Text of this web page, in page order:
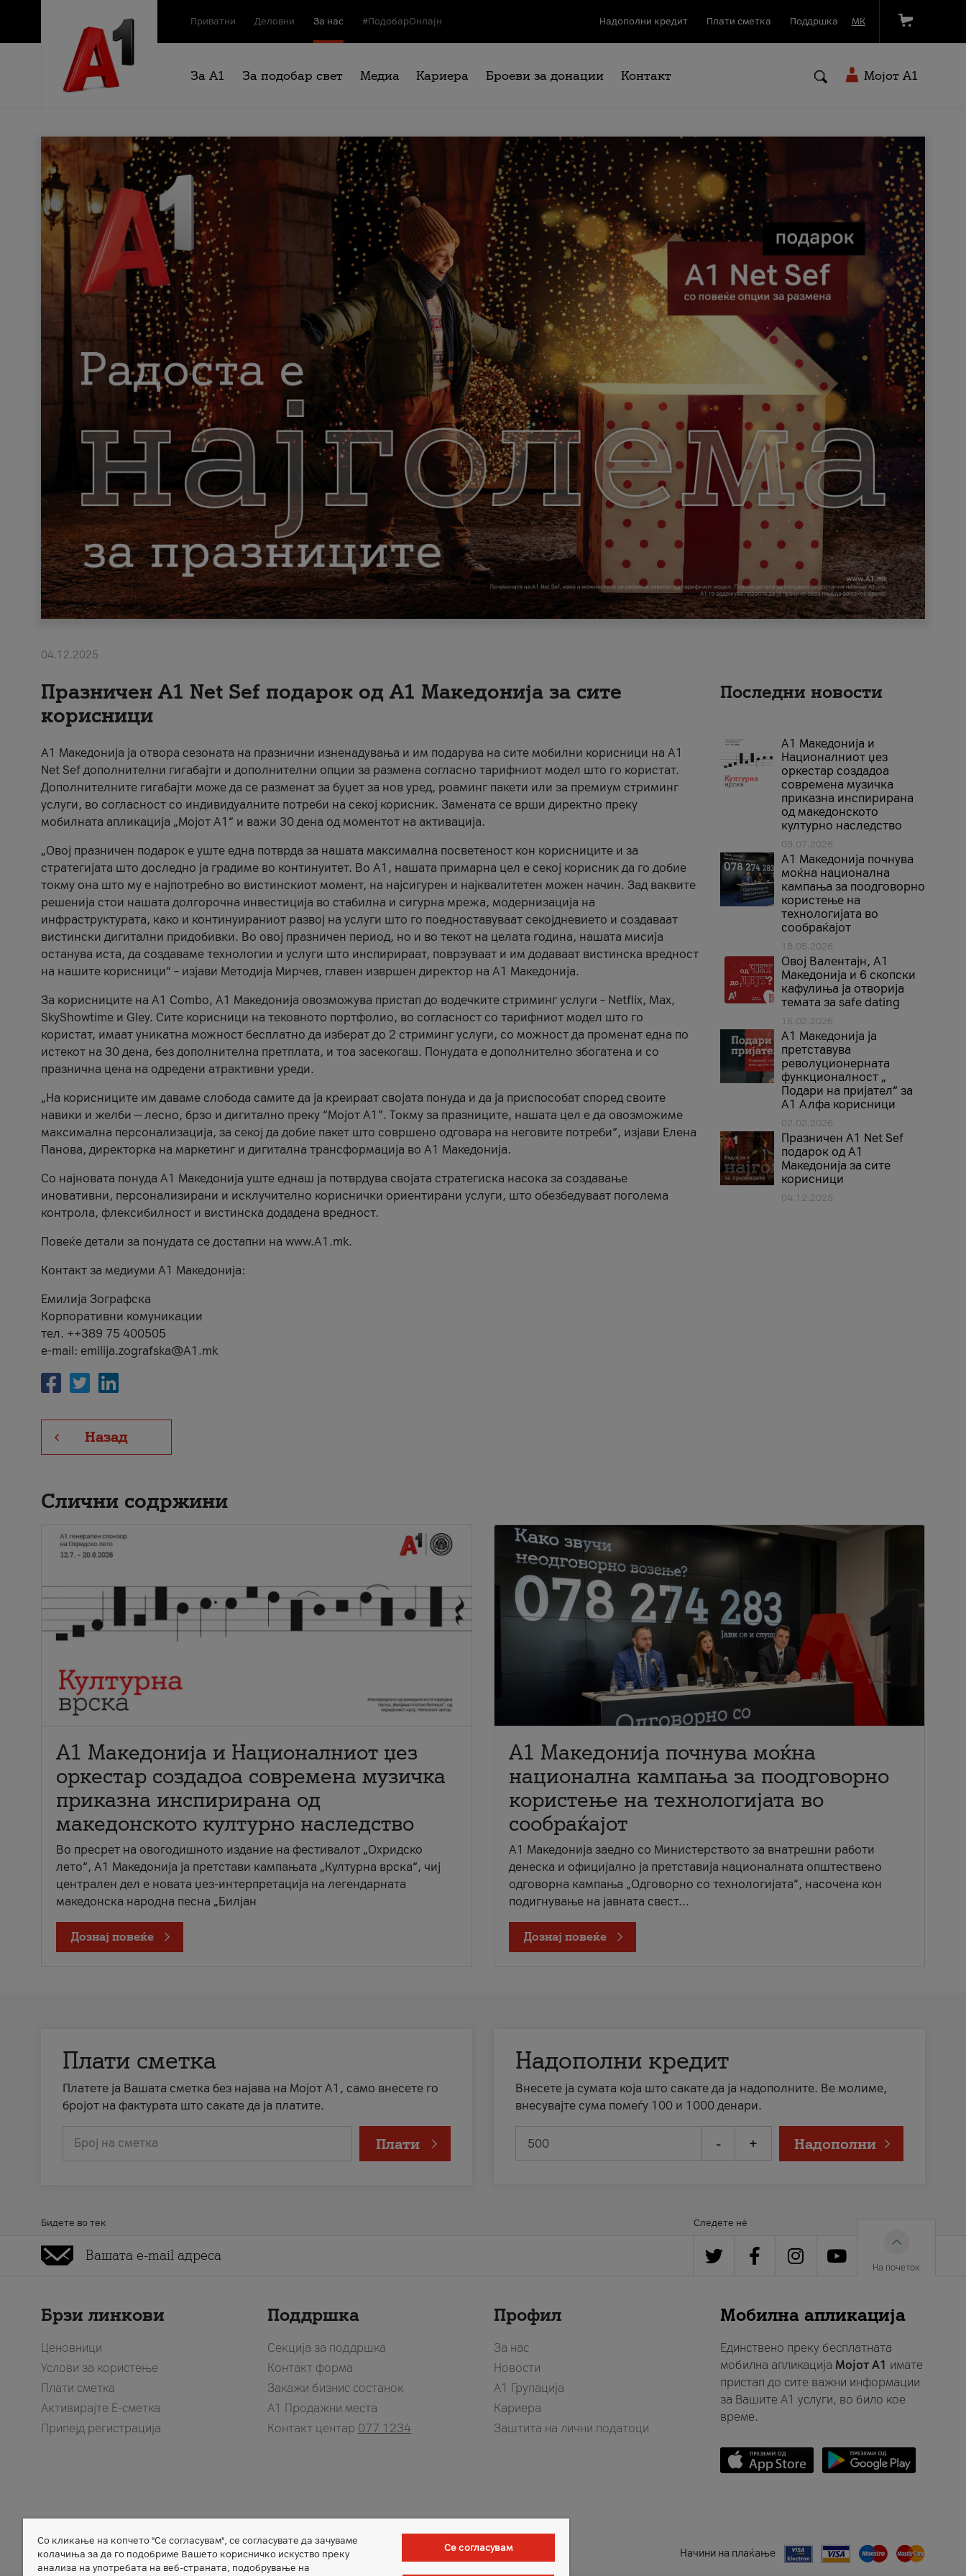
Приватни Деловни За нас #ПодобарОнлајн Надополни кредит Плати сметка Поддршка МК
За А1 За подобар свет Медиа Кариера Броеви за донации Контакт Мојот A1
04.12.2025
Празничен A1 Net Sеf подарок од А1 Македонија за сите
корисници
А1 Македонија ја отвора сезоната на празнични изненадувања и им подарува на сите мобилни корисници на A1
Net Sef дополнителни гигабајти и дополнителни опции за размена согласно тарифниот модел што го користат.
Дополнителните гигабајти може да се разменат за буџет за нов уред, роаминг пакети или за премиум стриминг
услуги, во согласност со индивидуалните потреби на секој корисник. Замената се врши директно преку
мобилната апликација „Мојот А1“ и важи 30 дена од моментот на активација.
„Овој празничен подарок е уште една потврда за нашата максимална посветеност кон корисниците и за
стратегијата што доследно ја градиме во континуитет. Во А1, нашата примарна цел е секој корисник да го добие
токму она што му е најпотребно во вистинскиот момент, на најсигурен и најквалитетен можен начин. Зад ваквите
решенија стои нашата долгорочна инвестиција во стабилна и сигурна мрежа, модернизација на
инфраструктурата, како и континуираниот развој на услуги што го поедноставуваат секојдневието и создаваат
вистински дигитални придобивки. Во овој празничен период, но и во текот на целата година, нашата мисија
останува иста, да создаваме технологии и услуги што инспирираат, поврзуваат и им додаваат вистинска вредност
на нашите корисници“ – изјави Методија Мирчев, главен извршен директор на А1 Македонија.
За корисниците на A1 Combo, А1 Македонија овозможува пристап до водечките стриминг услуги – Netflix, Max,
SkyShowtime и Gley. Сите корисници на тековното портфолио, во согласност со тарифниот модел што го
користат, имаат уникатна можност бесплатно да изберат до 2 стриминг услуги, со можност да променат една по
истекот на 30 дена, без дополнителна претплата, и тоа засекогаш. Понудата е дополнително збогатена и со
празнична цена на одредени атрактивни уреди.
„На корисниците им даваме слобода самите да ја креираат својата понуда и да ја приспособат според своите
навики и желби — лесно, брзо и дигитално преку “Мојот А1”. Токму за празниците, нашата цел е да овозможиме
максимална персонализација, за секој да добие пакет што совршено одговара на неговите потреби“, изјави Елена
Панова, директорка на маркетинг и дигитална трансформација во А1 Македонија.
Со најновата понуда А1 Македонија уште еднаш ја потврдува својата стратегиска насока за создавање
иновативни, персонализирани и исклучително кориснички ориентирани услуги, што обезбедуваат поголема
контрола, флексибилност и вистинска додадена вредност.
Повеќе детали за понудата се достапни на www.А1.mk.
Контакт за медиуми А1 Македонија:
Емилија Зографска
Корпоративни комуникации
тел. ++389 75 400505
e-mail: emilija.zografska@A1.mk
Назад
Последни новости
А1 Македонија и
Националниот џез
оркестар создадоа
современа музичка
приказна инспирирана
од македонското
културно наследство
03.07.2026
A1 Македонија почнува
моќна национална
кампања за поодговорно
користење на
технологијата во
сообраќајот
18.05.2026
Овој Валентајн, A1
Македонија и 6 скопски
кафулиња ја отворија
темата за safe dating
16.02.2026
А1 Македонија ја
претставува
револуционерната
функционалност „
Подари на пријател“ за
А1 Алфа корисници
02.02.2026
Празничен A1 Net Sеf
подарок од А1
Македонија за сите
корисници
04.12.2025
Слични содржини
А1 Македонија и Националниот џез
оркестар создадоа современа музичка
приказна инспирирана од
македонското културно наследство
Во пресрет на овогодишното издание на фестивалот „Охридско
лето“, А1 Македонија ја претстави кампањата „Културна врска“, чиј
централен дел е новата џез-интерпретација на легендарната
македонска народна песна „Билјан
Дознај повеќе
A1 Македонија почнува моќна
национална кампања за поодговорно
користење на технологијата во
сообраќајот
A1 Македонија заедно со Министерството за внатрешни работи
денеска и официјално ја претставија националната општествено
одговорна кампања „Одговорно со технологијата“, насочена кон
подигнување на јавната свест...
Дознај повеќе
Плати сметка
Платете ја Вашата сметка без најава на Мојот А1, само внесете го
бројот на фактурата што сакате да ја платите.
Број на сметка Плати
Надополни кредит
Внесете ја сумата која што сакате да ја надополните. Ве молиме,
внесувајте сума помеѓу 100 и 1000 денари.
- + Надополни
Бидете во тек Следете нè
На почеток
Брзи линкови
Ценовници
Услови за користење
Плати сметка
Активирајте Е-сметка
Припејд регистрација
Поддршка
Секција за поддршка
Контакт форма
Закажи бизнис состанок
A1 Продажни места
Контакт центар 077 1234
Профил
За нас
Новости
А1 Групација
Кариера
Заштита на лични податоци
Мобилна апликација
Единствено преку бесплатната
мобилна апликација Мојот A1 имате
пристап до сите важни информации
за Вашите A1 услуги, во било кое
време.
Member of Начини на плаќање
Со кликање на копчето "Се согласувам", се согласувате да зачуваме
колачиња за да го подобриме Вашето корисничко искуство преку
анализа на употребата на веб-страната, подобрување на
Се согласувам